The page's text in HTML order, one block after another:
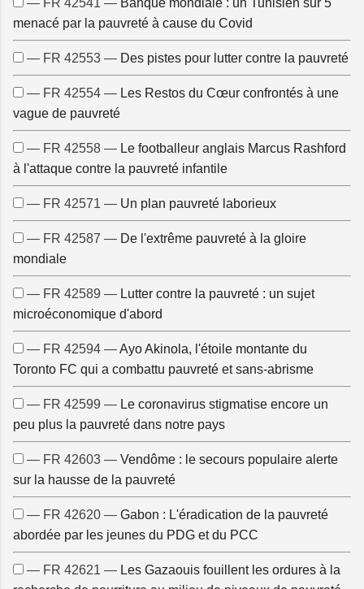
menacé par la pauvreté à cause du Covid
— FR 42553 — Des pistes pour lutter contre la pauvreté
— FR 42554 — Les Restos du Cœur confrontés à une
vague de pauvreté
— FR 42558 — Le footballeur anglais Marcus Rashford
à l'attaque contre la pauvreté infantile
— FR 42571 — Un plan pauvreté laborieux
— FR 42587 — De l'extrême pauvreté à la gloire
mondiale
— FR 42589 — Lutter contre la pauvreté : un sujet
microéconomique d'abord
— FR 42594 —Ayo Akinola, l'étoile montante du
Toronto FC qui a combattu pauvreté et sans-abrisme
— FR 42599 — Le coronavirus stigmatise encore un
peu plus la pauvreté dans notre pays
— FR 42603 — Vendôme : le secours populaire alerte
sur la hausse de la pauvreté
— FR 42620 — Gabon : L'éradication de la pauvreté
abordée par les jeunes du PDG et du PCC
— FR 42621 — Les Gazaouis fouillent les ordures à la